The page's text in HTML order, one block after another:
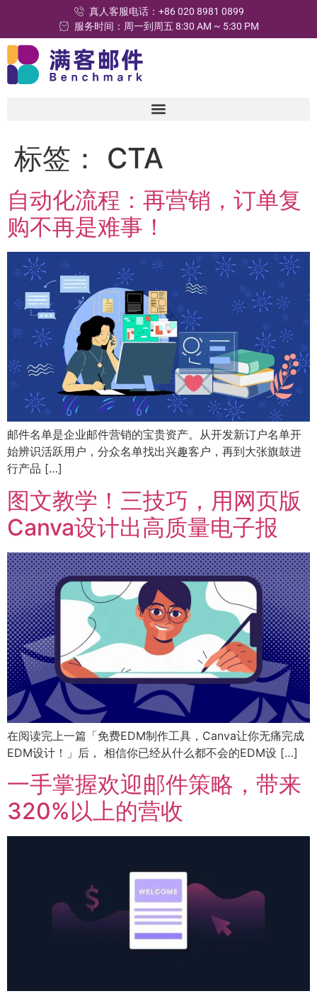
真人客服电话：+86 020 8981 0899
服务时间：周一到周五 8:30 AM ~ 5:30 PM
标签： CTA
自动化流程：再营销，订单复
购不再是难事！
邮件名单是企业邮件营销的宝贵资产。从开发新订户名单开
始辨识活跃用户，分众名单找出兴趣客户，再到大张旗鼓进
行产品 […]
图文教学！三技巧，用网页版
Canva设计出高质量电子报
在阅读完上一篇「免费EDM制作工具，Canva让你无痛完成
EDM设计！」后， 相信你已经从什么都不会的EDM设 […]
一手掌握欢迎邮件策略，带来
320%以上的营收